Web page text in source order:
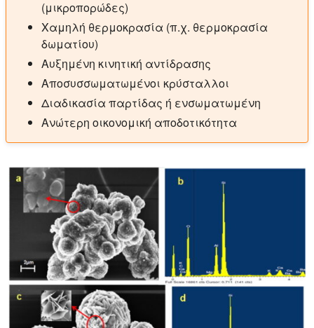
(μικροπορώδες)
Χαμηλή θερμοκρασία (π.χ. θερμοκρασία
δωματίου)
Αυξημένη κινητική αντίδρασης
Αποσυσσωματωμένοι κρύσταλλοι
Διαδικασία παρτίδας ή ενσωματωμένη
Ανώτερη οικονομική αποδοτικότητα